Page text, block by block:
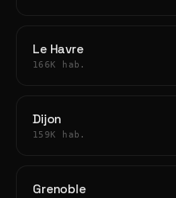
Le Havre
166K hab.
Dijon
159K hab.
Grenoble